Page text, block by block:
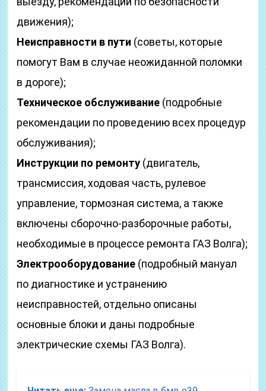
движения);
Неисправности в пути (советы, которые
помогут Вам в случае неожиданной поломки
в дороге);
Техническое обслуживание (подробные
рекомендации по проведению всех процедур
обслуживания);
Инструкции по ремонту (двигатель,
трансмиссия, ходовая часть, рулевое
управление, тормозная система, а также
включены сборочно-разборочные работы,
необходимые в процессе ремонта ГАЗ Волга);
Электрооборудование (подробный мануал
по диагностике и устранению
неисправностей, отдельно описаны
основные блоки и даны подробные
электрические схемы ГАЗ Волга).